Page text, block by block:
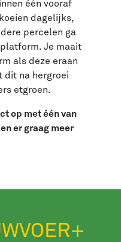
één vooraf
dagelijks,
percelen ga
Je maait
als deze eraan
dit na hergroei
etgroen.
op met één van
er graag meer